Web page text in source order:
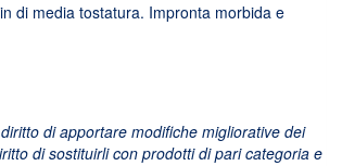
di media tostatura. Impronta morbida e
di apportare modifiche migliorative dei
di sostituirli con prodotti di pari categoria e